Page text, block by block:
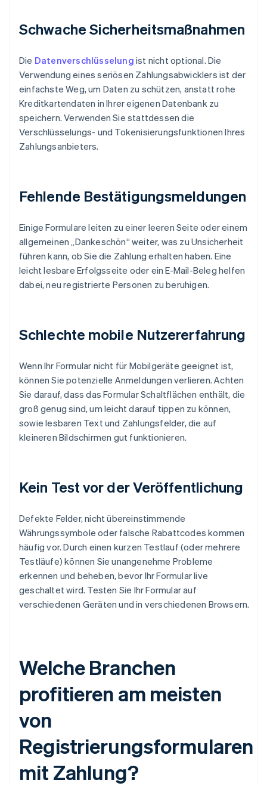
Schwache Sicherheitsmaßnahmen
Die Datenverschlüsselung ist nicht optional. Die
Verwendung eines seriösen Zahlungsabwicklers ist der
einfachste Weg, um Daten zu schützen, anstatt rohe
Kreditkartendaten in Ihrer eigenen Datenbank zu
speichern. Verwenden Sie stattdessen die
Verschlüsselungs- und Tokenisierungsfunktionen Ihres
Zahlungsanbieters.
Fehlende Bestätigungsmeldungen
Einige Formulare leiten zu einer leeren Seite oder einem
allgemeinen „Dankeschön“ weiter, was zu Unsicherheit
führen kann, ob Sie die Zahlung erhalten haben. Eine
leicht lesbare Erfolgsseite oder ein E-Mail-Beleg helfen
dabei, neu registrierte Personen zu beruhigen.
Schlechte mobile Nutzererfahrung
Wenn Ihr Formular nicht für Mobilgeräte geeignet ist,
können Sie potenzielle Anmeldungen verlieren. Achten
Sie darauf, dass das Formular Schaltflächen enthält, die
groß genug sind, um leicht darauf tippen zu können,
sowie lesbaren Text und Zahlungsfelder, die auf
kleineren Bildschirmen gut funktionieren.
Kein Test vor der Veröffentlichung
Defekte Felder, nicht übereinstimmende
Währungssymbole oder falsche Rabattcodes kommen
häufig vor. Durch einen kurzen Testlauf (oder mehrere
Testläufe) können Sie unangenehme Probleme
erkennen und beheben, bevor Ihr Formular live
geschaltet wird. Testen Sie Ihr Formular auf
verschiedenen Geräten und in verschiedenen Browsern.
Welche Branchen
profitieren am meisten
von
Registrierungsformularen
mit Zahlung?